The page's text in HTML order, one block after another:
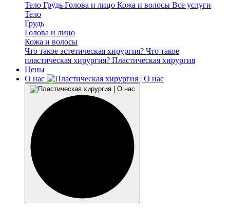
Тело Грудь Голова и лицо Кожа и волосы Все услуги
Тело
Грудь
Голова и лицо
Кожа и волосы
Что такое эстетическая хирургия? Что такое
пластическая хирургия? Пластическая хирургия
Цены
О нас